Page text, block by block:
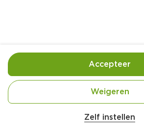
Ingrediënten
Zelf instellen
Weigeren
Accepteer